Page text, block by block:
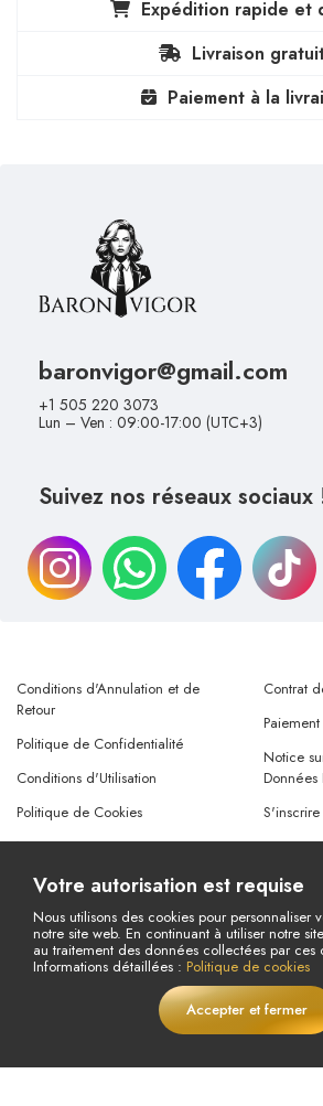
À Quoi Sert la Pâte Ziroll ?
Paiement à la
baronvigor@gmail.com
Suivez nos réseaux sociaux
Conditions d'Annulation et de
Retour
Politique de Confidentialité
Contrat
Notice
Données
Nos Comptes Bancaires
S'inscrire
Votre autorisation est requise
Nous utilisons des cookies pour personnaliser
notre site web. En continuant à utiliser notre
au traitement des données collectées par ces
Informations détaillées : Politique de cookies
Accepter et fermer